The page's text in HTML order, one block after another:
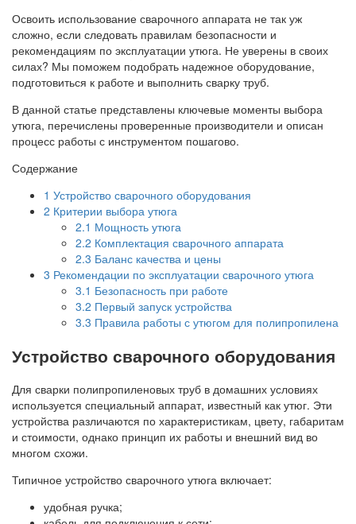
Освоить использование сварочного аппарата не так уж
сложно, если следовать правилам безопасности и
рекомендациям по эксплуатации утюга. Не уверены в своих
силах? Мы поможем подобрать надежное оборудование,
подготовиться к работе и выполнить сварку труб.
В данной статье представлены ключевые моменты выбора
утюга, перечислены проверенные производители и описан
процесс работы с инструментом пошагово.
Содержание
1 Устройство сварочного оборудования
2 Критерии выбора утюга
2.1 Мощность утюга
2.2 Комплектация сварочного аппарата
2.3 Баланс качества и цены
3 Рекомендации по эксплуатации сварочного утюга
3.1 Безопасность при работе
3.2 Первый запуск устройства
3.3 Правила работы с утюгом для полипропилена
Устройство сварочного оборудования
Для сварки полипропиленовых труб в домашних условиях
используется специальный аппарат, известный как утюг. Эти
устройства различаются по характеристикам, цвету, габаритам
и стоимости, однако принцип их работы и внешний вид во
многом схожи.
Типичное устройство сварочного утюга включает:
удобная ручка;